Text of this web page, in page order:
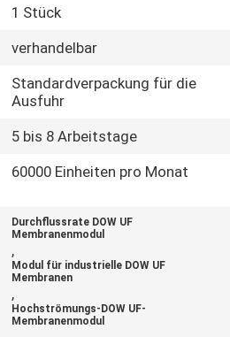
1 Stück
verhandelbar
Standardverpackung für die
Ausfuhr
5 bis 8 Arbeitstage
60000 Einheiten pro Monat
Durchflussrate DOW UF
Membranenmodul
,
Modul für industrielle DOW UF
Membranen
,
Hochströmungs-DOW UF-
Membranenmodul